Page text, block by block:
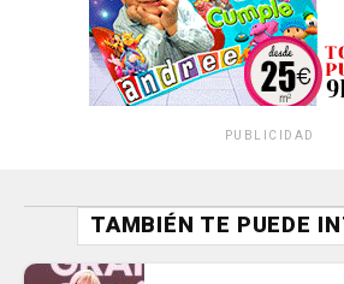
PUBLICIDAD
TAMBIÉN TE PUEDE